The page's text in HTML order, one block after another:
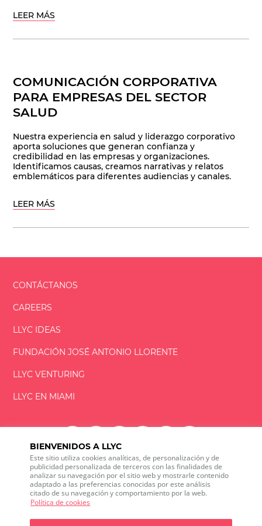
BIENVENIDOS A LLYC
Este sitio utiliza cookies analíticas, de personalización y de
publicidad personalizada de terceros con las finalidades de
analizar su navegación por el sitio web y mostrarle contenido
adaptado a las preferencias conocidas por este análisis
citado de su navegación y comportamiento por la web.
Política de cookies
LEER MÁS
COMUNICACIÓN CORPORATIVA
PARA EMPRESAS DEL SECTOR
SALUD
Nuestra experiencia en salud y liderazgo corporativo
aporta soluciones que generan confianza y
credibilidad en las empresas y organizaciones.
Identificamos causas, creamos narrativas y relatos
emblemáticos para diferentes audiencias y canales.
LEER MÁS
CONTÁCTANOS
CAREERS
LLYC IDEAS
FUNDACIÓNJOSÉ ANTONIO LLORENTE
LLYC VENTURING
LLYC EN MIAMI
LLYC © 2026 Todos los derechos reservados
ES EN PT BR
600 Brickell Avenue, Suite 2125 Miami, Florida 33131